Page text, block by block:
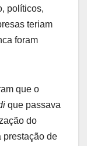
políticos,
teriam
foram
que o
que passava
do
prestação de